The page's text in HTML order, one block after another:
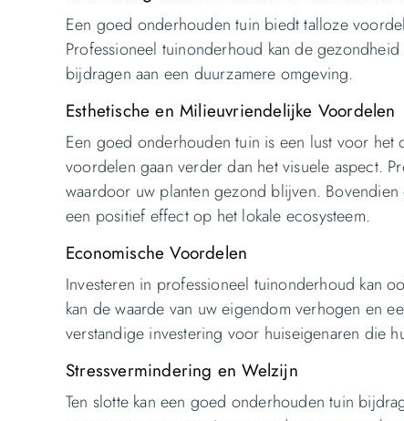
Een goed onderhouden tuin biedt talloze
Professioneel tuinonderhoud kan de
bijdragen aan een duurzamere omgeving.
Esthetische en Milieuvriendelijke Voordelen
Een goed onderhouden tuin is een lust voor
voordelen gaan verder dan het visuele aspect.
waardoor uw planten gezond blijven.
een positief effect op het lokale ecosysteem.
Economische Voordelen
Investeren in professioneel tuinonderhoud kan
kan de waarde van uw eigendom verhogen en
verstandige investering voor huiseigenaren die
Stressvermindering en Welzijn
Ten slotte kan een goed onderhouden tuin